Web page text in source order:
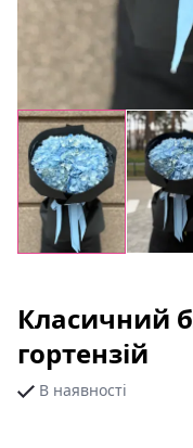
Класичний
гортензій
В наявності